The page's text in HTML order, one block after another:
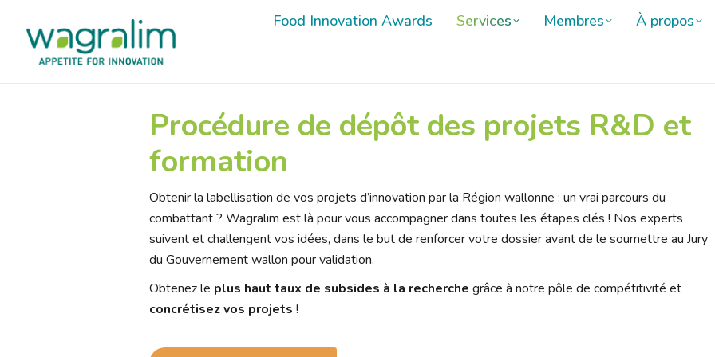
Food Innovation Awards Services Membres À propos
Procédure de dépôt des projets R&D et
formation
Obtenir la labellisation de vos projets d’innovation par la Région wallonne : un vrai parcours du
combattant ? Wagralim est là pour vous accompagner dans toutes les étapes clés ! Nos experts
suivent et challengent vos idées, dans le but de renforcer votre dossier avant de le soumettre au Jury
du Gouvernement wallon pour validation.
Obtenez le plus haut taux de subsides à la recherche grâce à notre pôle de compétitivité et
concrétisez vos projets !
Food Innovation Awards Services Membres À propos